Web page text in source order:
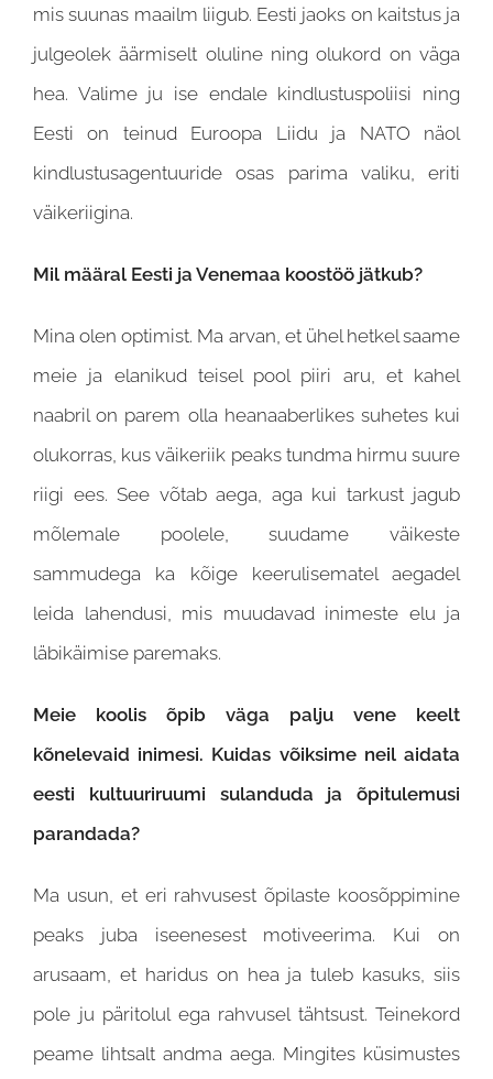
mis suunas maailm liigub. Eesti jaoks on kaitstus ja
julgeolek äärmiselt oluline ning olukord on väga
hea. Valime ju ise endale kindlustuspoliisi ning
Eesti on teinud Euroopa Liidu ja NATO näol
kindlustusagentuuride osas parima valiku, eriti
väikeriigina.
Mil määral Eesti ja Venemaa koostöö jätkub?
Mina olen optimist. Ma arvan, et ühel hetkel saame
meie ja elanikud teisel pool piiri aru, et kahel
naabril on parem olla heanaaberlikes suhetes kui
olukorras, kus väikeriik peaks tundma hirmu suure
riigi ees. See võtab aega, aga kui tarkust jagub
mõlemale poolele, suudame väikeste
sammudega ka kõige keerulisematel aegadel
leida lahendusi, mis muudavad inimeste elu ja
läbikäimise paremaks.
Meie koolis õpib väga palju vene keelt
kõnelevaid inimesi. Kuidas võiksime neil aidata
eesti kultuuriruumi sulanduda ja õpitulemusi
parandada?
Ma usun, et eri rahvusest õpilaste koosõppimine
peaks juba iseenesest motiveerima. Kui on
arusaam, et haridus on hea ja tuleb kasuks, siis
pole ju päritolul ega rahvusel tähtsust. Teinekord
peame lihtsalt andma aega. Mingites küsimustes